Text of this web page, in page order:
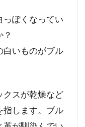
っぽくなってい
白いものがブル
クスが乾燥など
指します。ブル